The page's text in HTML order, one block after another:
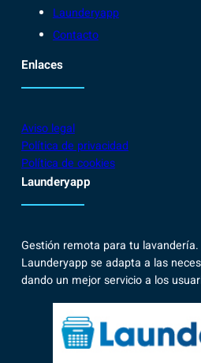
Launderyapp
Contacto
Enlaces
Aviso legal
Política de privacidad
Política de cookies
Launderyapp
Gestión remota para tu lavandería.
Launderyapp se adapta a las
dando un mejor servicio a los